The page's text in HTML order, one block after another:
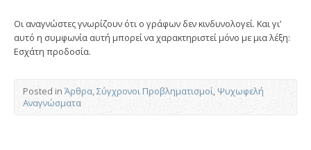
Οι αναγνώστες γνωρίζουν ότι ο γράφων δεν κινδυνολογεί. Και γι’
αυτό η συμφωνία αυτή μπορεί να χαρακτηριστεί μόνο με μια λέξη:
Εσχάτη προδοσία.
Posted in Άρθρα,Σύγχρονοι Προβληματισμοί,Ψυχωφελή
Αναγνώσματα